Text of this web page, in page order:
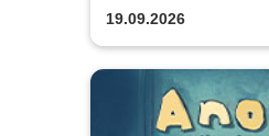
19.09.2026